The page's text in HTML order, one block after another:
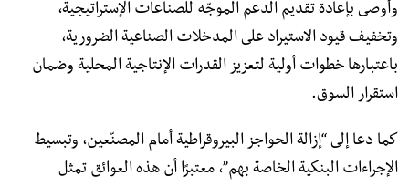
وأوصى بإعادة تقديم الدعم الموجّه للصناعات الإستراتيجية،
وتخفيف قيود الاستيراد على المدخلات الصناعية الضرورية،
باعتبارها خطوات أولية لتعزيز القدرات الإنتاجية المحلية وضمان
استقرار السوق.
كما دعا إلى “إزالة الحواجز البيروقراطية أمام المصنّعين، وتبسيط
الإجراءات البنكية الخاصة بهم”، معتبرًا أن هذه العوائق تمثل